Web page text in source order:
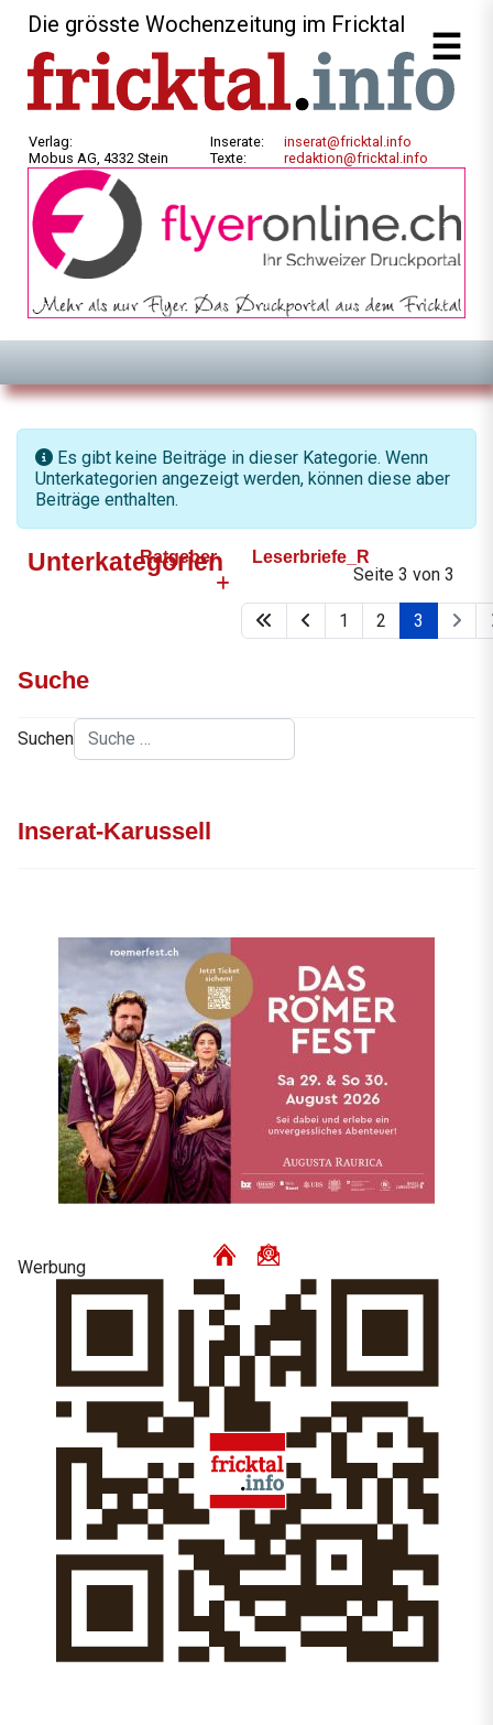
Die grösste Wochenzeitung im Fricktal
Verlag:
Mobus AG, 4332 Stein
Inserate:
Texte:
inserat@fricktal.info
redaktion@fricktal.info
Information
Es gibt keine Beiträge in dieser Kategorie. Wenn
Unterkategorien angezeigt werden, können diese aber
Beiträge enthalten.
Unterkategorien
Ratgeber Leserbriefe_R
Seite 3 von 3
1 2 3
Suche
Suchen
Inserat-Karussell
Werbung